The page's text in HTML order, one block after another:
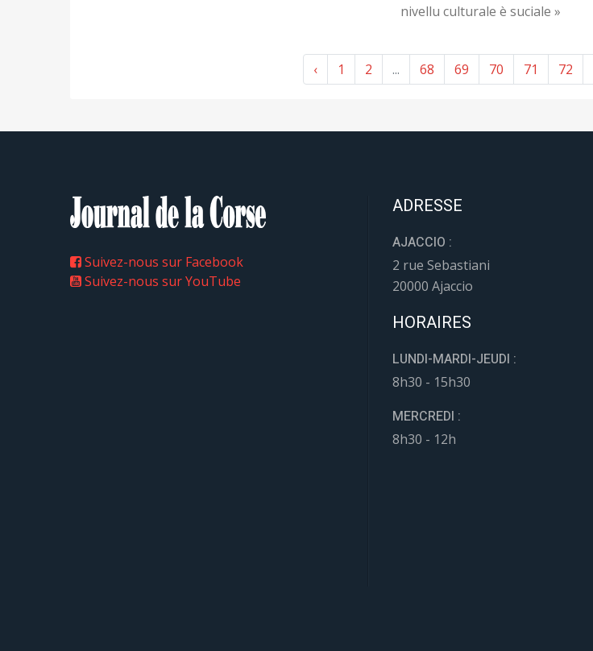
nivellu culturale è suciale »
‹ 1 2 ... 68 69 70 71 72
Suivez-nous sur Facebook
Suivez-nous sur YouTube
ADRESSE
AJACCIO :
2 rue Sebastiani
20000 Ajaccio
HORAIRES
LUNDI-MARDI-JEUDI :
8h30 - 15h30
MERCREDI :
8h30 - 12h